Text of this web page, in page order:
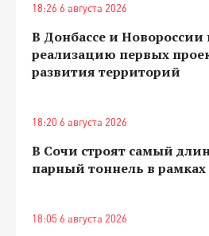
18:26 6 августа 2026
В Донбассе и Новороссии
реализацию первых
развития территорий
18:20 6 августа 2026
В Сочи строят самый
парный тоннель в
18:05 6 августа 2026